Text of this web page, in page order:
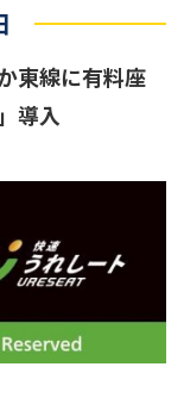
東線に有料座
導入